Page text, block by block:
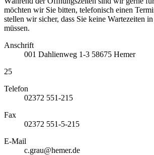
möchten wir Sie bitten, telefonisch einen
stellen wir sicher, dass Sie keine Wartezeiten
müssen.
Anschrift
001 Dahlienweg 1-3 58675 Hemer
25
Telefon
02372 551-215
Fax
02372 551-5-215
E-Mail
c.grau@hemer.de